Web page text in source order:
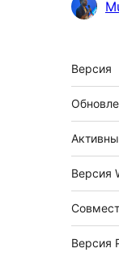
Мета
Версия
Версия
Версия